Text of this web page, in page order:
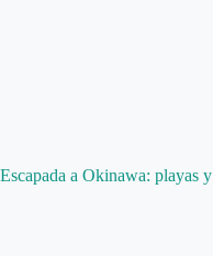
Escapada a Okinawa: playas